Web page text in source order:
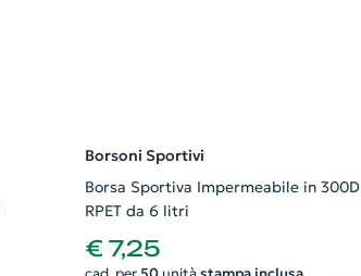
Borsoni Sportivi
Borsa Sportiva Impermeabile in 300D
RPET da 6 litri
€ 7,25